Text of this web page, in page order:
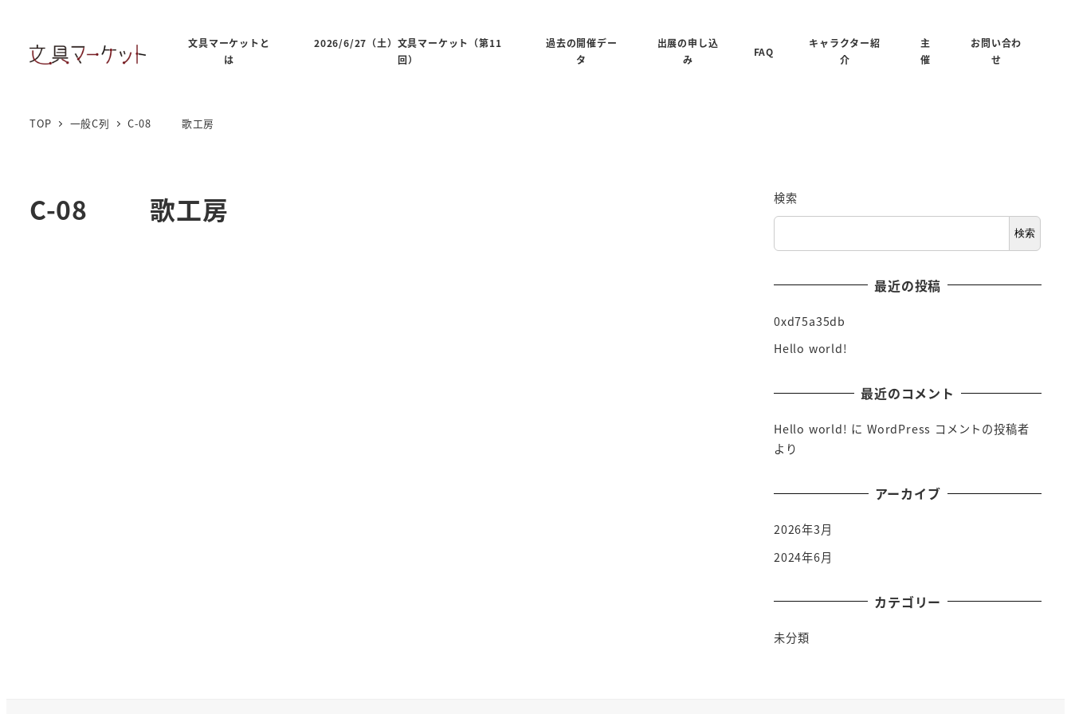
文具マーケットと
は
2026/6/27（土）文具マーケット（第11
回）
過去の開催デー
タ
出展の申し込
み
FAQ
キャラクター紹
介
主
催
お問い合わ
せ
TOP 一般C列 C-08 歌工房
C-08 歌工房 検索
検索
最近の投稿
0xd75a35db
Hello world!
最近のコメント
Hello world! にWordPress コメントの投稿者
より
アーカイブ
2026年3月
2024年6月
カテゴリー
未分類